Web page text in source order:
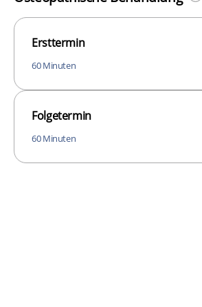
Ersttermin
60 Minuten
Folgetermin
60 Minuten